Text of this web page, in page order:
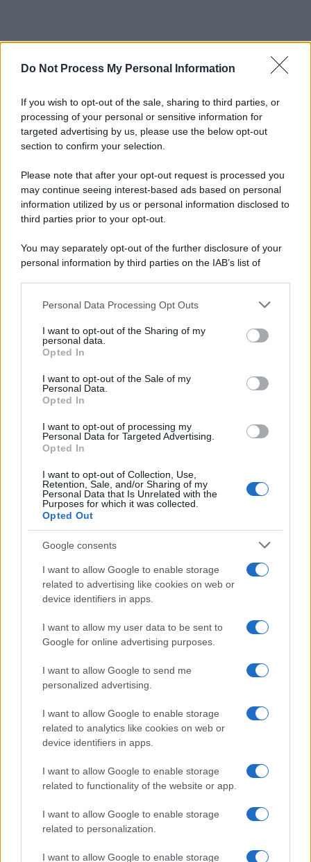
Do Not Process My Personal Information
If you wish to opt-out of the sale, sharing to third parties, or
processing of your personal or sensitive information for
targeted advertising by us, please use the below opt-out
section to confirm your selection.
Please note that after your opt-out request is processed you
may continue seeing interest-based ads based on personal
information utilized by us or personal information disclosed to
third parties prior to your opt-out.
You may separately opt-out of the further disclosure of your
personal information by third parties on the IAB’s list of
This information may also be disclosed by us to third parties
disclose it to other third parties.
Please note that this website/app uses one or more Google
services and may gather and store information including but
not limited to your visit or usage behaviour. You may click to
grant or deny consent to Google and its third-party tags to
consent section.
Personal Data Processing Opt Outs
I want to opt-out of the Sharing of my
personal data.
Opted In
I want to opt-out of the Sale of my
Personal Data.
Opted In
I want to opt-out of processing my
Personal Data for Targeted Advertising.
Opted In
I want to opt-out of Collection, Use,
Retention, Sale, and/or Sharing of my
Personal Data that Is Unrelated with the
Purposes for which it was collected.
Opted Out
Google consents
I want to allow Google to enable storage
related to advertising like cookies on web or
device identifiers in apps.
I want to allow my user data to be sent to
Google for online advertising purposes.
I want to allow Google to send me
personalized advertising.
I want to allow Google to enable storage
related to analytics like cookies on web or
device identifiers in apps.
I want to allow Google to enable storage
related to functionality of the website or app.
I want to allow Google to enable storage
related to personalization.
I want to allow Google to enable storage